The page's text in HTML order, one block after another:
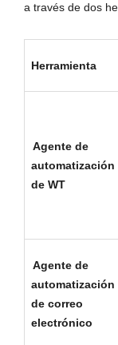
a través de dos
Herramienta
Agente de
automatización
de WT
Agente de
automatización
de correo
electrónico